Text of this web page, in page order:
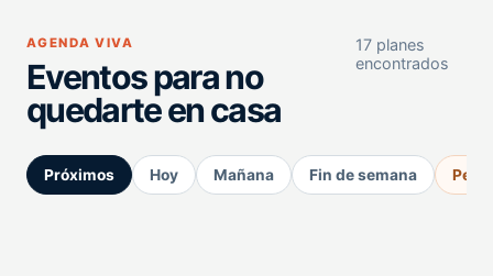
AGENDA VIVA
Eventos para no
quedarte en casa
17 planes
encontrados
Próximos Hoy Mañana Fin de semana